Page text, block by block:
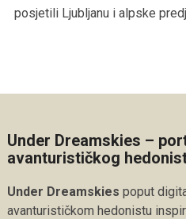
posjetili Ljubljanu i alpske
Under Dreamskies –
avanturističkog
Under Dreamskies poput
avanturističkom hedonistu